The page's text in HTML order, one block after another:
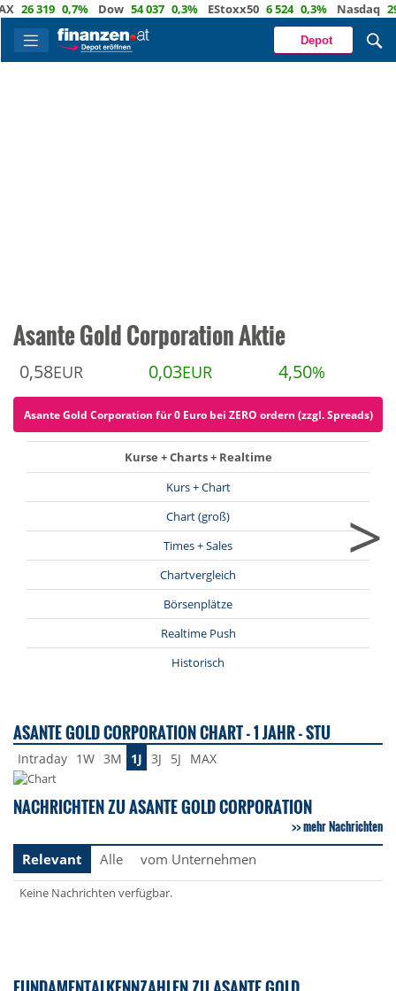
319 0,7% Dow 54 037 0,3% EStoxx50 6 524 0,3% Nasdaq 29 722
Depot
Asante Gold Corporation Aktie
0,58EUR 0,03EUR 4,50%
Asante Gold Corporation für 0 Euro bei ZERO ordern (zzgl. Spreads)
Kurse + Charts + Realtime
Kurs + Chart
Chart (groß)
Times + Sales
Chartvergleich
Börsenplätze
Realtime Push
Historisch
>
ASANTE GOLD CORPORATION CHART - 1 JAHR - STU
Intraday 1W 3M 1J 3J 5J MAX
NACHRICHTEN ZU ASANTE GOLD CORPORATION
mehr Nachrichten
Relevant
Alle vom Unternehmen
Keine Nachrichten verfügbar.